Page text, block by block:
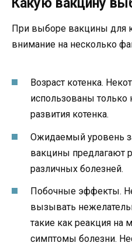
Какую вакцину
При выборе вакцины для
внимание на несколько
Возраст котенка.
использованы только
развития котенка.
Ожидаемый уровень
вакцины предлагают
различных болезней.
Побочные эффекты.
вызывать
такие как реакция на
симптомы болезни.